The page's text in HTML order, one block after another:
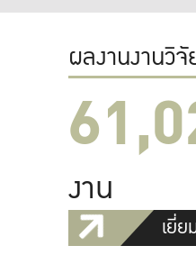
ผลงานงานวิ
งาน
เยี่